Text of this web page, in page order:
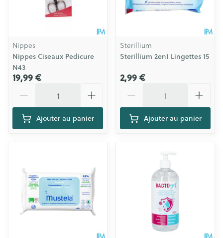
Nippes
Nippes Ciseaux Pedicure
N43
19,99 €
Ajouter au panier
Sterillium
Sterillium 2en1 Lingettes 15
2,99 €
Ajouter au panier